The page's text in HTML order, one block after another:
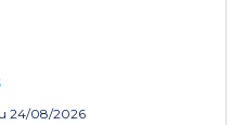
24/08/2026